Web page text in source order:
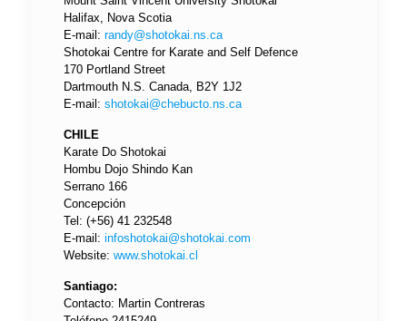
Halifax, Nova Scotia
E-mail: randy@shotokai.ns.ca
Shotokai Centre for Karate and Self Defence
170 Portland Street
Dartmouth N.S. Canada, B2Y 1J2
E-mail: shotokai@chebucto.ns.ca
CHILE
Karate Do Shotokai
Hombu Dojo Shindo Kan
Serrano 166
Concepción
Tel: (+56) 41 232548
E-mail: infoshotokai@shotokai.com
Website: www.shotokai.cl
Santiago:
Contacto: Martin Contreras